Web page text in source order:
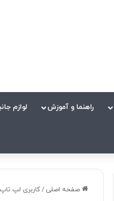
راهنما و آموزش لوازم
صفحه اصلی /کاربری لپ